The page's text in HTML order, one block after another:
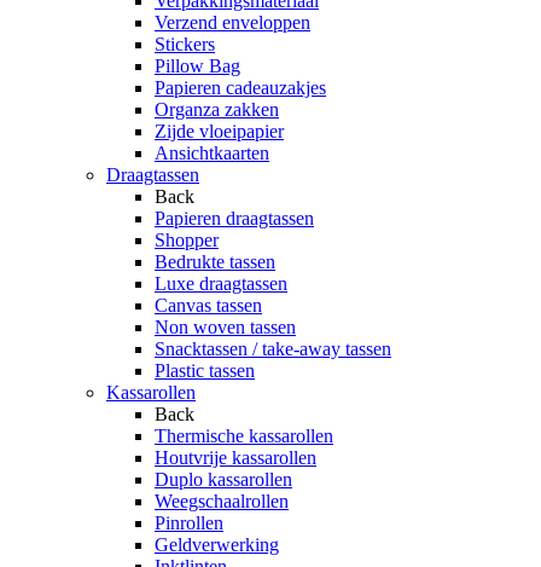
Verzend enveloppen
Stickers
Pillow Bag
Papieren cadeauzakjes
Organza zakken
Zijde vloeipapier
Ansichtkaarten
Draagtassen
Back
Papieren draagtassen
Shopper
Bedrukte tassen
Luxe draagtassen
Canvas tassen
Non woven tassen
Snacktassen / take-away tassen
Plastic tassen
Kassarollen
Back
Thermische kassarollen
Houtvrije kassarollen
Duplo kassarollen
Weegschaalrollen
Pinrollen
Geldverwerking